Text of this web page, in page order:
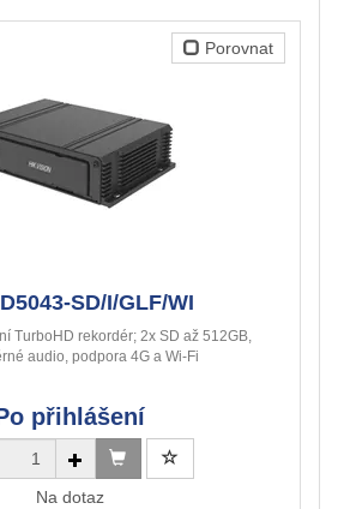
Porovnat
SD/I/GLF/WI
TurboHD rekordér; 2x SD až 512GB,
audio, podpora 4G a Wi-Fi
přihlášení
Na dotaz